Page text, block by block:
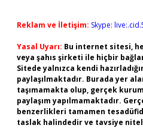
Reklam ve İletişim: Skype:
Yasal Uyarı: Bu internet sitesi,
veya şahıs şirketi ile hiçbir
Sitede yalnızca kendi
paylaşılmaktadır. Burada yer
taşımamakta olup, gerçek
paylaşım yapılmamaktadır.
benzerlikleri tamamen
taslak halindedir ve tavsiye